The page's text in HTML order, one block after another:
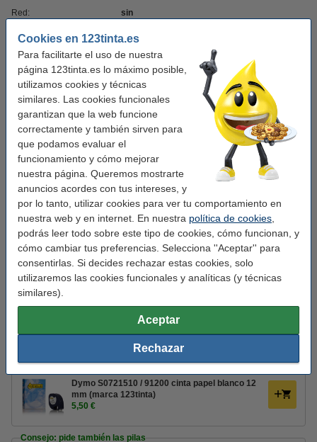
Cookies en 123tinta.es
Para facilitarte el uso de nuestra
página 123tinta.es lo máximo posible,
utilizamos cookies y técnicas
similares. Las cookies funcionales
garantizan que la web funcione
correctamente y también sirven para
que podamos evaluar el
funcionamiento y cómo mejorar
nuestra página. Queremos mostrarte
anuncios acordes con tus intereses, y
por lo tanto, utilizar cookies para ver tu comportamiento en
nuestra web y en internet. En nuestra política de cookies
podrás leer todo sobre este tipo de cookies, cómo funcionan, y
cómo cambiar tus preferencias. Selecciona ''Aceptar'' para
consentirlas. Si decides rechazar estas cookies, solo
utilizaremos las cookies funcionales y analíticas (y técnicas
similares).
Aceptar
Rechazar
Red: sin
Fuente energía: 4 x Pilas AA (excl.)
Alternativa
20,50 €
Consejo: pide más etiquetas
Dymo S0721610/91201 cinta plástica blanca 12
mm (marca 123tinta) | Pack 5 uds
17,00 €
Dymo S0721510/91200 cinta papel blanco 12
mm (marca 123tinta) | Pack 5 uds
18,50 €
Dymo S0721610 / 91201 cinta de plástico
4,50 €
Dymo S0721530 / 12267 cinta de plástico
transparente 12 mm (marca 123tinta)
Dymo S0721510 / 91200 cinta papel blanco 12
mm (marca 123tinta)
5,50 €
Consejo: pide también las pilas